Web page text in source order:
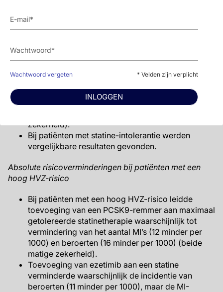
Wachtwoord vergeten * Velden zijn verplicht
INLOGGEN
(MID).
beroerte (11 minder per 1000), maar de MI-reductie
(9 minder per 1000) (beide met lage zekerheid)
bereikte niet het MID.
Toevoeging van een PCSK9-remmer aan een
behandeling met statine en ezetimib verminderde
mogelijk de incidentie van MI (14 minder per 1000)
zekerheid).
Bij patiënten met statine-intolerantie werden
vergelijkbare resultaten gevonden.
Absolute risicoverminderingen bij patiënten met een
hoog HVZ-risico
Bij patiënten met een hoog HVZ-risico leidde
toevoeging van een PCSK9-remmer aan maximaal
getolereerde statinetherapie waarschijnlijk tot
vermindering van het aantal MI’s (12 minder per
1000) en beroerten (16 minder per 1000) (beide
matige zekerheid).
Toevoeging van ezetimib aan een statine
verminderde waarschijnlijk de incidentie van
beroerten (11 minder per 1000), maar de MI-